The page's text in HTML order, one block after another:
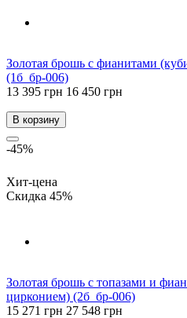
Золотая брошь с фианитами
(1б_бр-006)
13 395 грн 16 450 грн
В корзину
-45%
Хит-цена
Скидка 45%
Золотая брошь с топазами и
цирконием) (2б_бр-006)
15 271 грн 27 548 грн